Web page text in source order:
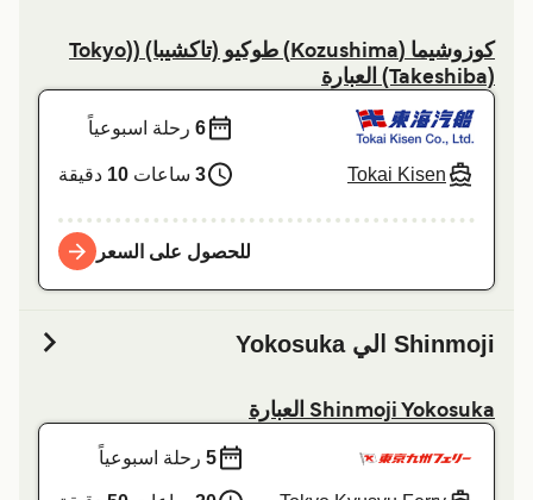
کوزوشیما (Kozushima) طوكيو (تاكشيبا) ((Tokyo
(Takeshiba) العبارة
Tokai Kisen
6رحلة اسبوعياً
3 ساعات10دقيقة
للحصول على السعر
Shinmoji الي Yokosuka
Shinmoji Yokosuka العبارة
5رحلة اسبوعياً